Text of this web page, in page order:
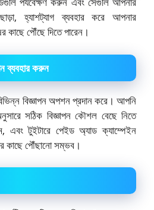
হ্যাশট্যাগ ব্যবহার করে আপনার
কাছে পৌঁছে দিতে পারেন।
ব্যবহার করুন
বিভিন্ন বিজ্ঞাপন অপশন প্রদান করে। আপনি
সঠিক বিজ্ঞাপন কৌশল বেছে নিতে
এবং টুইটারে পেইড অ্যাড ক্যাম্পেইন
কাছে পৌঁছানো সম্ভব।